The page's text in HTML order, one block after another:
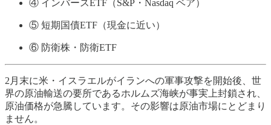
④ インバースETF（S&P・Nasdaq ベア）
⑤ 短期国債ETF（現金に近い）
⑥ 防衛株・防衛ETF
2月末に米・イスラエルがイランへの軍事攻撃を開始後、世
界の原油輸送の要所であるホルムズ海峡が事実上封鎖され、
原油価格が急騰しています。その影響は原油市場にとどまり
ません。